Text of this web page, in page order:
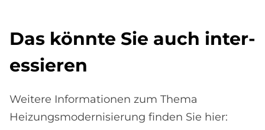
Das könn­te Sie auch in­ter­
es­sie­ren
Weitere Informationen zum Thema
Heizungsmodernisierung finden Sie hier: